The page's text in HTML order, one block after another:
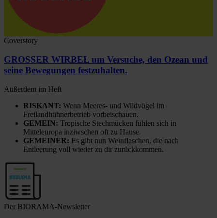
Coverstory
GROSSER WIRBEL um Versuche, den Ozean und
seine Bewegungen festzuhalten.
Außerdem im Heft
RISKANT: Wenn Meeres- und Wildvögel im
Freilandhühnerbetrieb vorbeischauen.
GEMEIN: Tropische Stechmücken fühlen sich in
Mitteleuropa inziwschen oft zu Hause.
GEMEINER: Es gibt nun Weinflaschen, die nach
Entleerung voll wieder zu dir zurückkommen.
Der BIORAMA-Newsletter